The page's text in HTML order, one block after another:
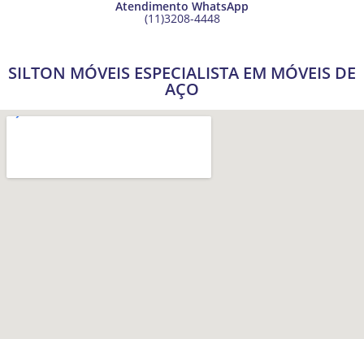
Atendimento WhatsApp
(11)3208-4448
SILTON MÓVEIS ESPECIALISTA EM MÓVEIS DE
AÇO